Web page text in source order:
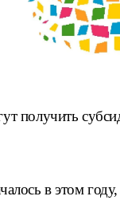
получить
в этом году,